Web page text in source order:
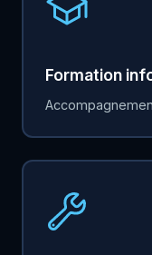
Formation